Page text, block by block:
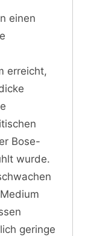
einen
erreicht,
Bose-
wurde.
geringe